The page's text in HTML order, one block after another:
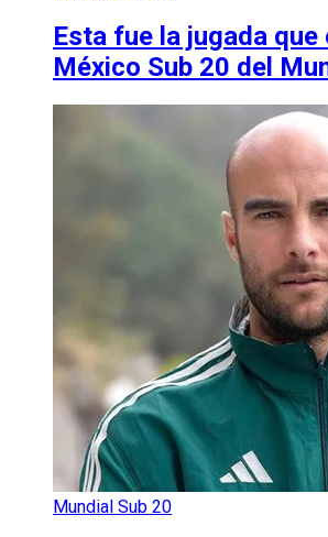
Esta fue la jugada que
México Sub 20 del
Mundial Sub 20